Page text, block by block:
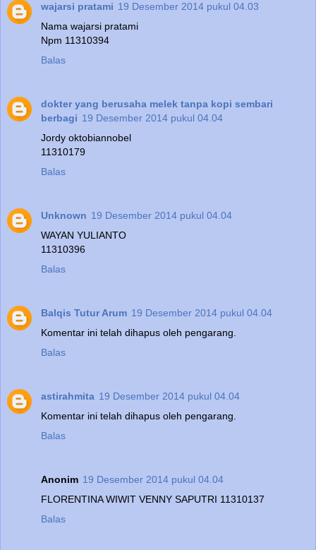
wajarsi pratami 19 Desember 2014 pukul 04.03
Nama wajarsi pratami
Npm 11310394
Balas
dokter yang berusaha melek tanpa kopi sembari
berbagi 19 Desember 2014 pukul 04.04
Jordy oktobiannobel
11310179
Balas
Unknown 19 Desember 2014 pukul 04.04
WAYAN YULIANTO
11310396
Balas
Balqis Tutur Arum 19 Desember 2014 pukul 04.04
Komentar ini telah dihapus oleh pengarang.
Balas
astirahmita 19 Desember 2014 pukul 04.04
Komentar ini telah dihapus oleh pengarang.
Balas
Anonim 19 Desember 2014 pukul 04.04
FLORENTINA WIWIT VENNY SAPUTRI 11310137
Balas